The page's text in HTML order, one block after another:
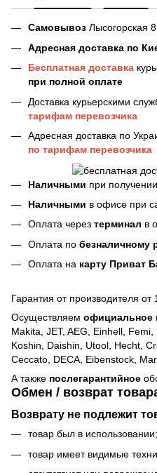
Самовывоз Лысогорская
Адресная доставка по
Бесплатная доставка
при полной оплате
Доставка курьерскими
тарифам перевозчика
Адресная доставка по
по тарифам перевозчика
Наличными при
Наличными в офисе при
Оплата через терминал в
Оплата по безналичному
Оплата на карту Приват
Гарантия от производителя от
Осуществляем официальное
Makita, JET, AEG, Einhell,
Koshin, Daishin, Utool, Hecht,
Ceccato, DECA, Eibenstock,
А также послегарантийное
Обмен / возврат
Возврату не подлежит
товар был в использовании;
товар имеет видимые